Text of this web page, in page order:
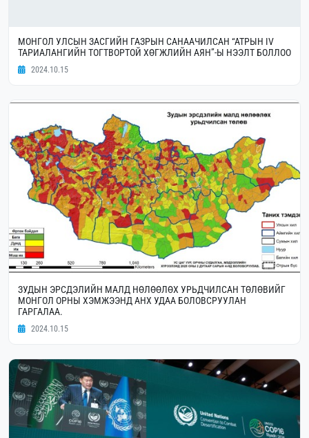
МОНГОЛ УЛСЫН ЗАСГИЙН ГАЗРЫН САНААЧИЛСАН “АТРЫН IV
ТАРИАЛАНГИЙН ТОГТВОРТОЙ ХӨГЖЛИЙН АЯН”-Ы НЭЭЛТ БОЛЛОО
2024.10.15
ЗУДЫН ЭРСДЭЛИЙН МАЛД НӨЛӨӨЛӨХ УРЬДЧИЛСАН ТӨЛӨВИЙГ
МОНГОЛ ОРНЫ ХЭМЖЭЭНД АНХ УДАА БОЛОВСРУУЛАН
ГАРГАЛАА.
2024.10.15